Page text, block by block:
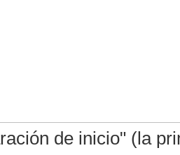
de inicio" (la